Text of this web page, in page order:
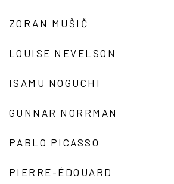
ZORAN MUŠIČ
LOUISE NEVELSON
ISAMU NOGUCHI
GUNNAR NORRMAN
PABLO PICASSO
PIERRE-ÉDOUARD